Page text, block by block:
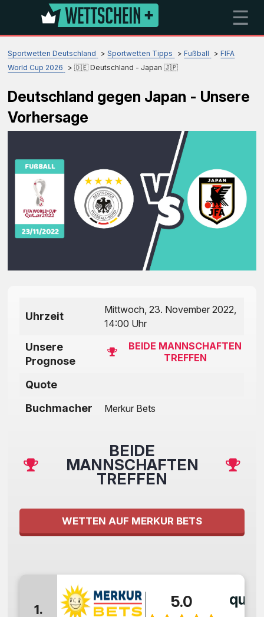
☰
Sportwetten Deutschland Sportwetten Tipps Fußball
FIFA
World Cup 2026
🇩🇪 Deutschland - Japan 🇯🇵
Deutschland gegen Japan - Unsere
Vorhersage
Uhrzeit
Mittwoch, 23. November 2022,
14:00 Uhr
Unsere
Prognose
BEIDE MANNSCHAFTEN
TREFFEN
Quote
Buchmacher
Merkur Bets
BEIDE
MANNSCHAFTEN
TREFFEN
WETTEN AUF MERKUR BETS
1. 5.0